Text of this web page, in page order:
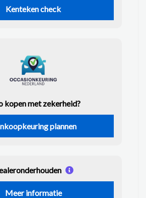
Kenteken check
kopen met zekerheid?
plannen
Meer informatie